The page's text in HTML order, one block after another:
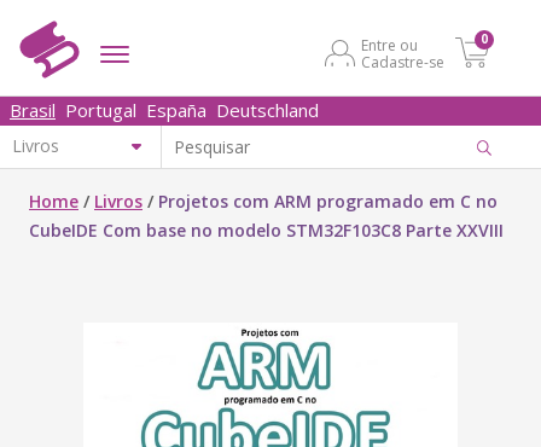
Entre ou
Cadastre-se
0
Brasil Portugal España Deutschland
Home / Livros / Projetos com ARM programado em C no
CubeIDE Com base no modelo STM32F103C8 Parte XXVIII